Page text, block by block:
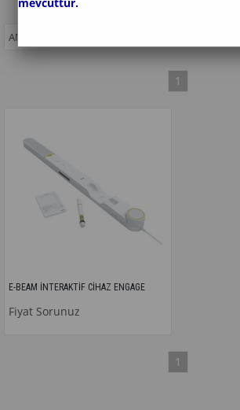
ANASAYFA
1
E-BEAM İNTERAKTİF CİHAZ ENGAGE
Fiyat Sorunuz
1